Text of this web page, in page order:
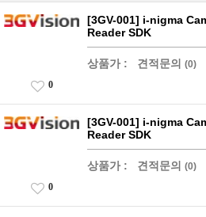
[3GV-001] i-nigma
Reader SDK
상품가 : 견적문의 (0)
0
[3GV-001] i-nigma
Reader SDK
상품가 : 견적문의 (0)
0